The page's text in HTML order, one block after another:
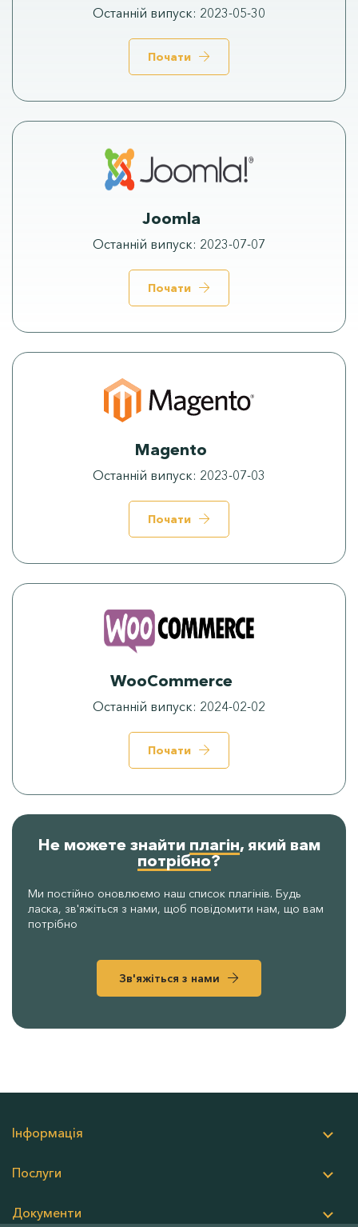
Про нас
Ціни
Контакти
Останній випуск: 2023-05-30
Почати
Joomla
Останній випуск: 2023-07-07
Почати
Magento
Останній випуск: 2023-07-03
Почати
WooCommerce
Останній випуск: 2024-02-02
Почати
Не можете знайти плагін, який вам
потрібно?
Ми постійно оновлюємо наш список плагінів. Будь
ласка, зв'яжіться з нами, щоб повідомити нам, що вам
потрібно
Зв'яжіться з нами
Інформація
Послуги
Документи